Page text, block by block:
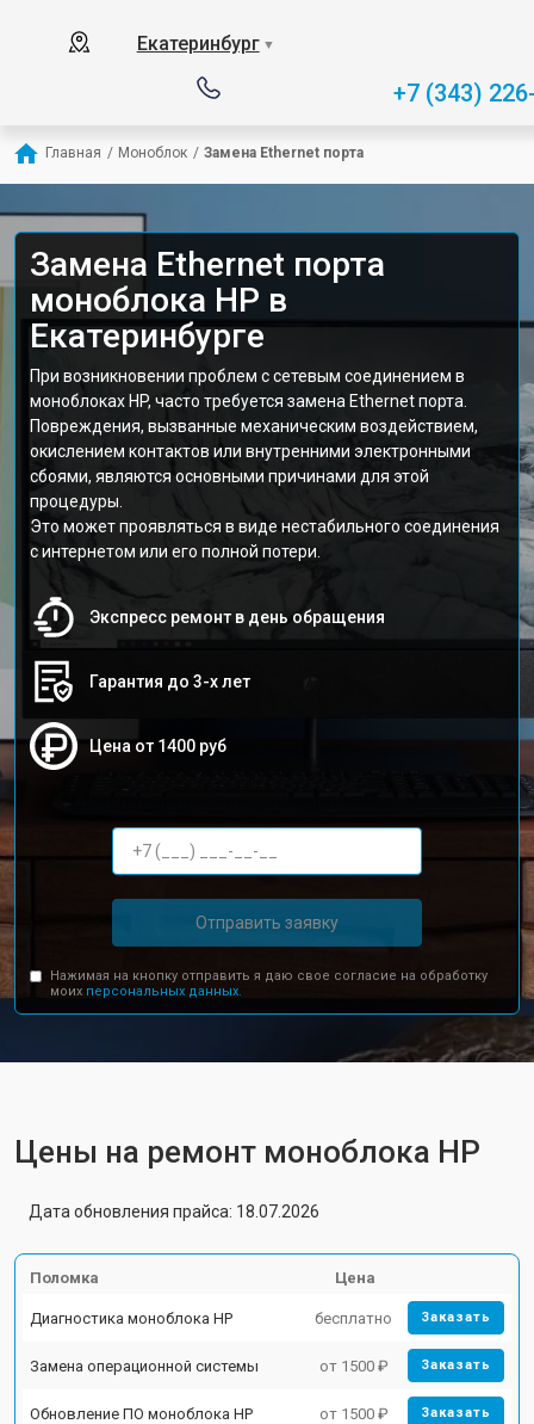
Екатеринбург ▼
+7 (343)
Главная / Моноблок / Замена Ethernet порта
Замена Ethernet порта
моноблока HP в
Екатеринбурге
При возникновении проблем с сетевым соединением в
моноблоках HP, часто требуется замена Ethernet порта.
Повреждения, вызванные механическим воздействием,
окислением контактов или внутренними электронными
сбоями, являются основными причинами для этой
процедуры.
Это может проявляться в виде нестабильного соединения
с интернетом или его полной потери.
Экспресс ремонт в день обращения
Гарантия до 3-х лет
Цена от 1400 руб
Отправить заявку
Нажимая на кнопку отправить я даю свое согласие на обработку
моих персональных данных.
Цены на ремонт моноблока HP
Дата обновления прайса: 18.07.2026
Поломка Цена
Диагностика моноблока HP бесплатно Заказать
Замена операционной системы от 1500 ₽ Заказать
Обновление ПО моноблока HP от 1500 ₽ Заказать